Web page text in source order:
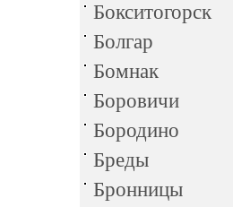
Бокситогорск
Болгар
Бомнак
Боровичи
Бородино
Бреды
Бронницы